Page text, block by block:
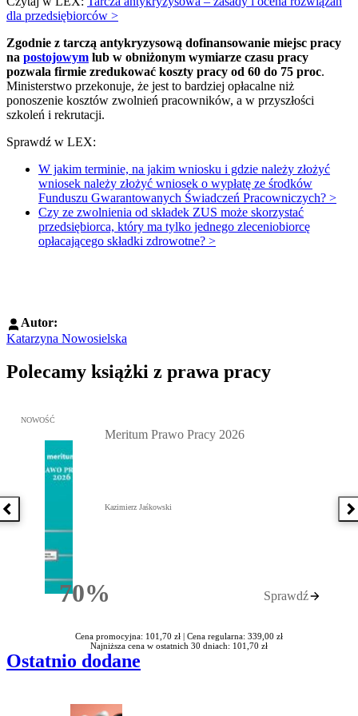
dla przedsiębiorców >
Zgodnie z tarczą antykryzysową dofinansowanie miejsc pracy
na postojowym lub w obniżonym wymiarze czasu pracy
pozwala firmie zredukować koszty pracy od 60 do 75 proc.
Ministerstwo przekonuje, że jest to bardziej opłacalne niż
ponoszenie kosztów zwolnień pracowników, a w przyszłości
szkoleń i rekrutacji.
Sprawdź w LEX:
W jakim terminie, na jakim wniosku i gdzie należy złożyć
wniosek należy złożyć wniosek o wypłatę ze środków
Funduszu Gwarantowanych Świadczeń Pracowniczych? >
Czy ze zwolnienia od składek ZUS może skorzystać
przedsiębiorca, który ma tylko jednego zleceniobiorcę
opłacającego składki zdrowotne? >
Autor:
Katarzyna Nowosielska
Polecamy książki z prawa pracy
Poprzednia książka
Przejdź do: Meritum Prawo Pracy 2026, Kazimierz Jaśkowski -
NOWOŚĆ
70%Rabatu
Meritum Prawo Pracy 2026
Kazimierz Jaśkowski
Sprawdź
Cena promocyjna: 101,70 zł | Cena regularna: 339,00 zł
Najniższa cena w ostatnich 30 dniach: 101,70 zł
Ostatnio dodane